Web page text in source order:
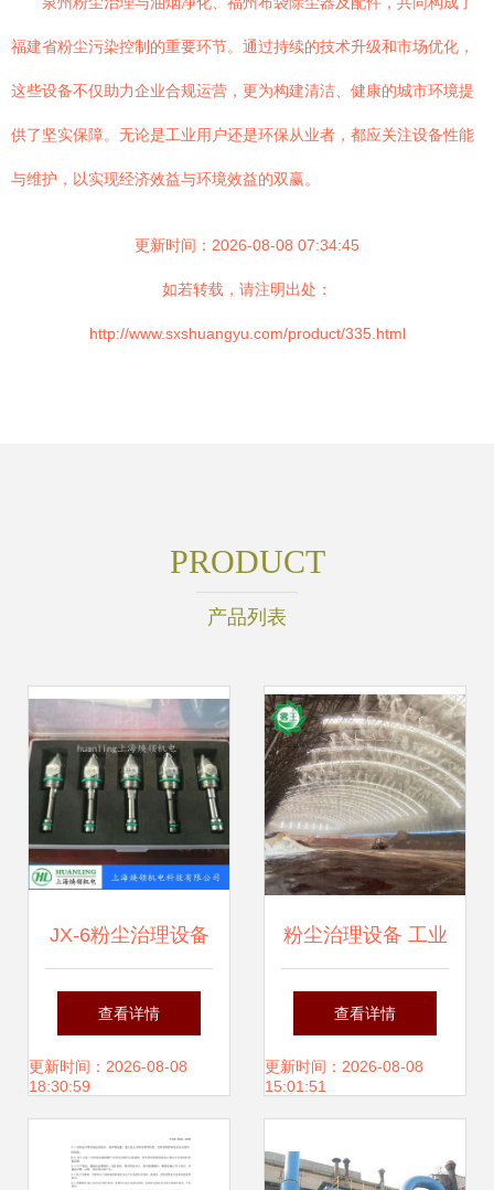
福建省粉尘污染控制的重要环节。通过持续的技术升级和市场优化，
这些设备不仅助力企业合规运营，更为构建清洁、健康的城市环境提
供了坚实保障。无论是工业用户还是环保从业者，都应关注设备性能
与维护，以实现经济效益与环境效益的双赢。
更新时间：2026-08-08 07:34:45
如若转载，请注明出处：
http://www.sxshuangyu.com/product/335.html
PRODUCT
产品列表
JX-6粉尘治理设备
打造清洁生产环境
的高效解决方案
查看详情
更新时间：2026-08-08
18:30:59
粉尘治理设备 工业
环保的关键防线
查看详情
更新时间：2026-08-08
15:01:51